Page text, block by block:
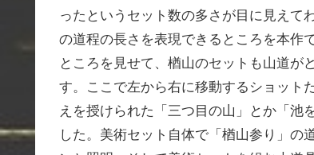
ったというセット数の多さが目に見えて
の道程の長さを表現できるところを本作
ところを見せて、楢山のセットも山道が
す。ここで左から右に移動するショット
えを授けられた「三つ目の山」とか「池
した。美術セット自体で「楢山参り」の